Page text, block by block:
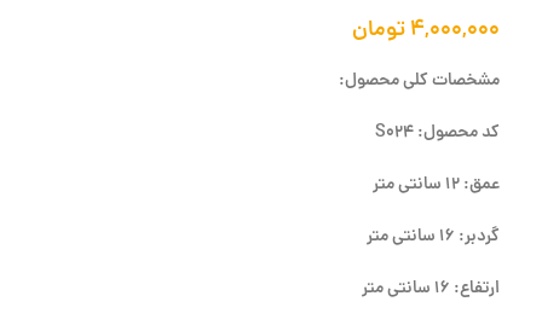
۴,۰۰۰,۰۰۰تومان
مشخصات کلی محصول:
کد محصول: S024
عمق: 12 سانتی متر
گردبر: 16 سانتی متر
ارتفاع: 16 سانتی متر